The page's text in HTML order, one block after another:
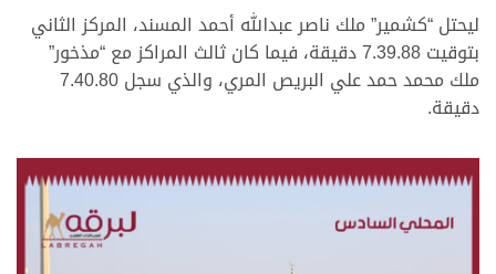
ليحتل “كشمير” ملك ناصر عبدالله أحمد المسند، المركز الثاني
بتوقيت 7.39.88 دقيقة، فيما كان ثالث المراكز مع “مذخور”
ملك محمد حمد علي البريص المري، والذي سجل 7.40.80
دقيقة.